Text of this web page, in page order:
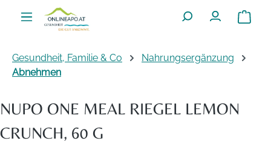
Zum Hauptinhalt springen
Gesundheit, Familie & Co
Nahrungsergänzung
Abnehmen
NUPO ONE MEAL RIEGEL LEMON
CRUNCH, 60 G